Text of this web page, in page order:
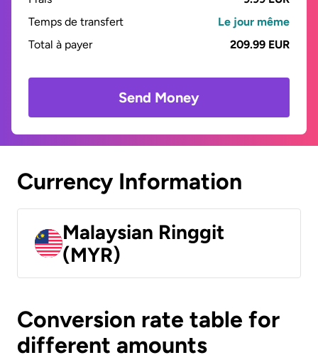
Temps de transfert
Le jour même
Total à payer
209.99 EUR
Send Money
Currency Information
Malaysian Ringgit
(MYR)
Conversion rate table for
different amounts